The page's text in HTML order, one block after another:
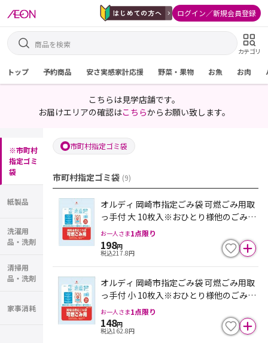
ログイン／新規会員登録
カテゴリ
トップ 予約商品 安さ実感家計応援 野菜・果物 お魚 お肉
こちらは見学店舗です。
お届けエリアの確認はこちらからお願い致します。
※市町村
指定ゴミ
袋
紙製品
洗濯用
品・洗剤
清掃用
品・洗剤
家事消耗
市町村指定ゴミ袋
市町村指定ゴミ袋 (9)
オルディ 岡崎市指定ごみ袋 可燃ごみ用取
っ手付 大 10枚入※おひとり様他のごみ
袋・ポリ袋と合わせて１点限り。入荷不
安定の為、欠品になる場合がございます
お一人さま1点限り
198円
税込217.8円
オルディ 岡崎市指定ごみ袋 可燃ごみ用取
っ手付 小 10枚入※おひとり様他のごみ
袋・ポリ袋と合わせて１点限り。入荷不
安定の為、欠品になる場合がございます
お一人さま1点限り
148円
税込162.8円